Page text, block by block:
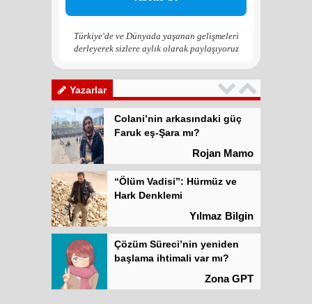
Türkiye'de ve Dünyada yaşanan gelişmeleri
derleyerek sizlere aylık olarak paylaşıyoruz
Yazarlar
Kadına şiddet “Devlet” eliyle
meşrulaştırılıyor
Atilla Yüceak
Colani’nin arkasındaki güç
Faruk eş-Şara mı?
Rojan Mamo
“Ölüm Vadisi”: Hürmüz ve
Hark Denklemi
Yılmaz Bilgin
Çözüm Süreci’nin yeniden
başlama ihtimali var mı?
Zona GPT